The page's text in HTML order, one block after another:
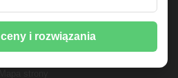
rozwiązania OZE